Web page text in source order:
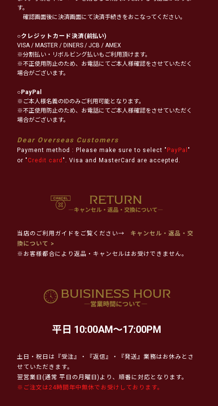
す。
確認画面後に決済画面にて決済手続きをおこなってください。
○クレジットカード決済(前払い)
VISA / MASTER / DINERS / JCB / AMEX
※分割払い・リボルビング払いもご利用頂けます。
※不正使用防止のため、お電話にてご本人様確認をさせていただく
場合がございます。
○PayPal
※ご本人様名義のIDのみご利用可能となります。
※不正使用防止のため、お電話にてご本人様確認をさせていただく
場合がございます。
Dear Overseas Customers
Payment method : Please make sure to select " PayPal "
or " Credit card ". Visa and MasterCard are accepted.
当店のご利用ガイドをご覧ください→
キャンセル・返品・交
換について >
※お客様都合により返品・キャンセルはお受けできません。
平日 10:00AM～17:00PM
土日・祝日は『受注』・『返信』・『発送』業務はお休みとさ
せていただきます。
翌営業日(通常 平日の月曜日)より、順番に対応となります。
※ご注文は24時間年中無休でお受けしております。